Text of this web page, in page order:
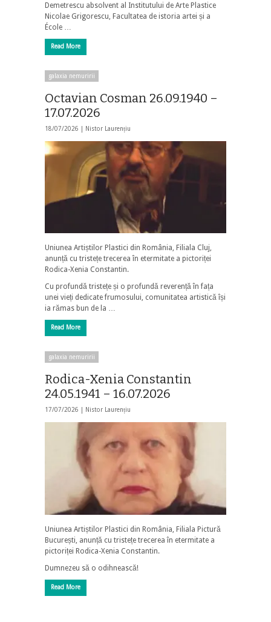
Demetrescu absolvent al Institutului de Arte Plastice
Nicolae Grigorescu, Facultatea de istoria artei și a
École …
Read More
galaxia nemuririi
Octavian Cosman 26.09.1940 –
17.07.2026
18/07/2026 | Nistor Laurențiu
Uniunea Artiștilor Plastici din România, Filiala Cluj,
anunță cu tristețe trecerea în etermitate a pictoriței
Rodica-Xenia Constantin.
Cu profundă tristețe și o profundă reverență în fața
unei vieți dedicate frumosului, comunitatea artistică își
ia rămas bun de la …
Read More
galaxia nemuririi
Rodica-Xenia Constantin
24.05.1941 – 16.07.2026
17/07/2026 | Nistor Laurențiu
Uniunea Artiștilor Plastici din România, Filiala Pictură
București, anunță cu tristețe trecerea în etermitate a
pictoriței Rodica-Xenia Constantin.
Dumnezeu să o odihnească!
Read More